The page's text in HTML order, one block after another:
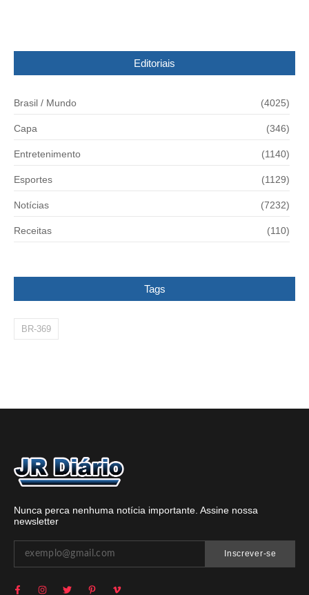
Editoriais
Brasil / Mundo (4025)
Capa (346)
Entretenimento (1140)
Esportes (1129)
Notícias (7232)
Receitas (110)
Tags
BR-369
Nunca perca nenhuma notícia importante. Assine nossa
newsletter
Inscrever-se